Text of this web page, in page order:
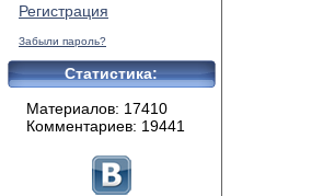
Регистрация
Забыли пароль?
Статистика:
Материалов: 17410
Комментариев: 19441